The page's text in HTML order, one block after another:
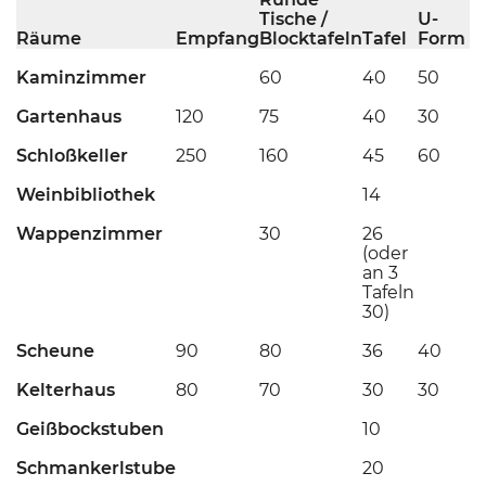
Räume Empfang
Tische /
BlocktafelnTafel
U-
Form
Kaminzimmer
60 40
50
Gartenhaus
120 75 40
30
Schloßkeller
250 160 45
60
Weinbibliothek
14
Wappenzimmer
30
26
(oder
an 3
Tafeln
30)
Scheune
90 80 36
40
Kelterhaus
80 70 30
30
Geißbockstuben
10
Schmankerlstube
20